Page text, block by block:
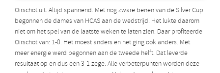
Oirschot uit. Altijd spannend. Met nog zware benen van de Silver Cup
begonnen de dames van HCAS aan de wedstrijd. Het lukte daarom
niet om het spel van de laatste weken te laten zien. Daar profiteerde
Oirschot van: 1-0. Het moest anders en het ging ook anders. Met
meer energie werd begonnen aan de tweede helft. Dat leverde
resultaat op en dus een 3-1 zege. Alle verbeterpunten worden deze